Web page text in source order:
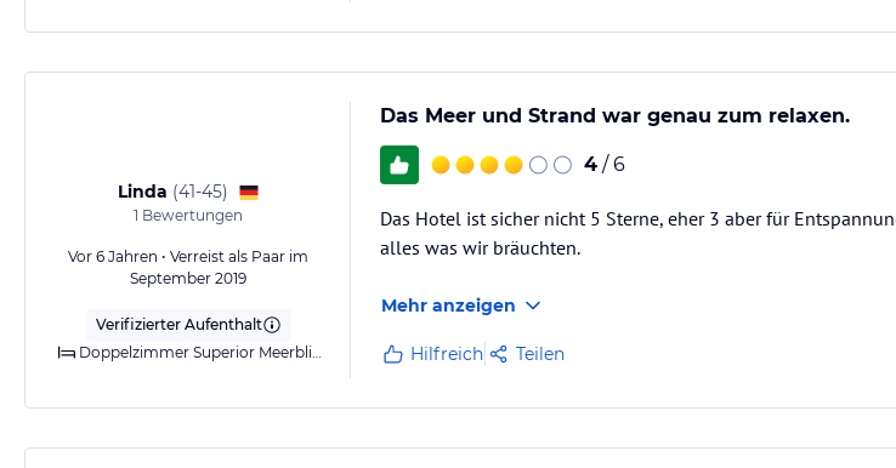
Linda (41-45)
1 Bewertungen
Vor 6 Jahren • Verreist als Paar im
September 2019
Verifizierter Aufenthalt
Doppelzimmer Superior Meerblick
Das Meer und Strand war genau zum relaxen.
4 / 6
Das Hotel ist sicher nicht 5 Sterne, eher 3 aber für
alles was wir bräuchten.
Mehr anzeigen
Hilfreich Teilen